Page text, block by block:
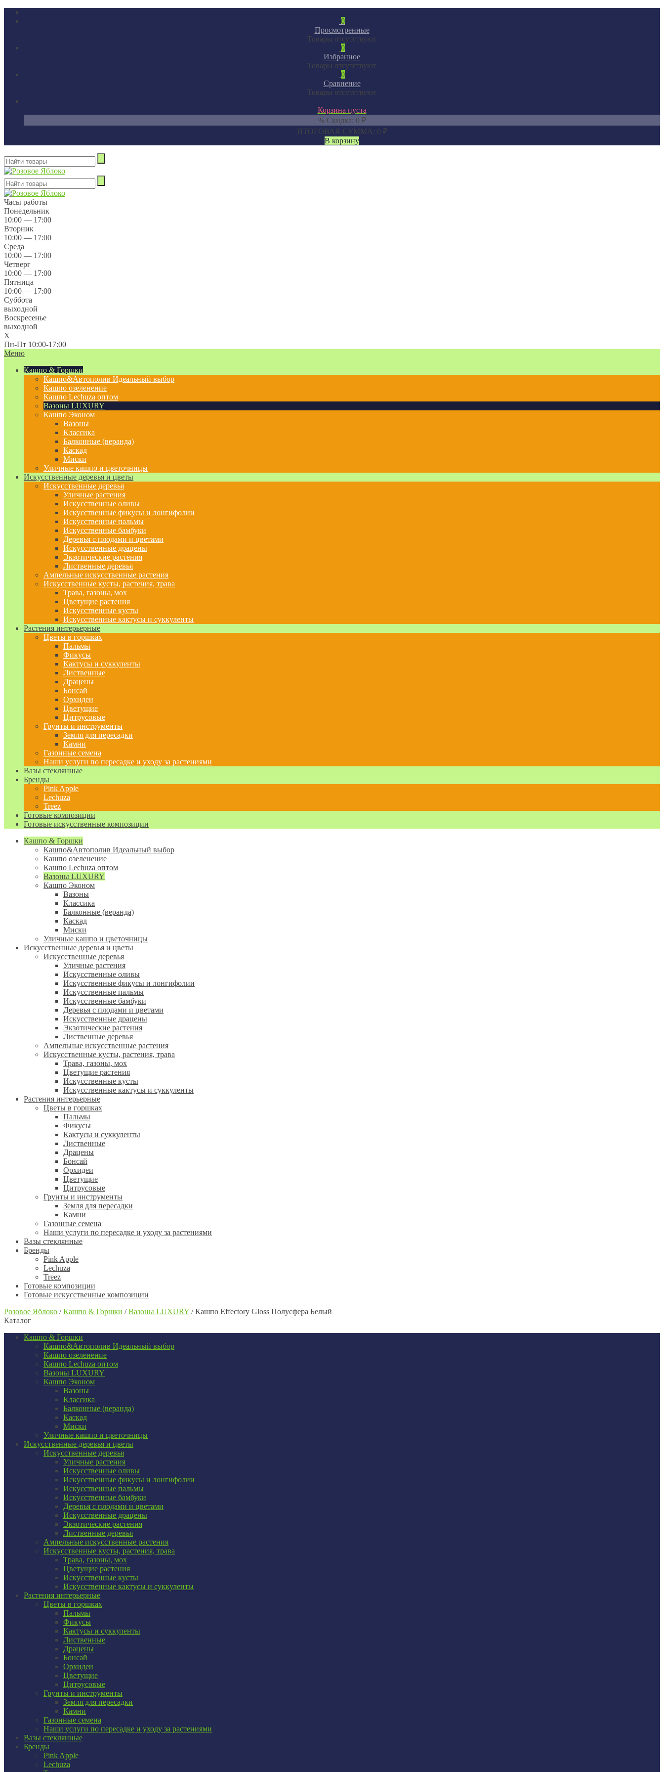
0
Просмотренные
Товары отсутствуют
0
Избранное
Товары отсутствуют
0
Сравнение
Товары отсутствуют
Корзина пуста
% Скидка: 0 ₽
ИТОГОВАЯ СУММА: 0 ₽
В корзину
Часы работы
Понедельник
10:00 — 17:00
Вторник
10:00 — 17:00
Среда
10:00 — 17:00
Четверг
10:00 — 17:00
Пятница
10:00 — 17:00
Суббота
выходной
Воскресенье
выходной
X
Пн-Пт 10:00-17:00
Меню
Кашпо & Горшки
Кашпо&Автополив Идеальный выбор
Кашпо озеленение
Кашпо Lechuza оптом
Вазоны LUXURY
Кашпо Эконом
Вазоны
Классика
Балконные (веранда)
Каскад
Миски
Уличные кашпо и цветочницы
Искусственные деревья и цветы
Искусственные деревья
Уличные растения
Искусственные оливы
Искусственные фикусы и лонгифолии
Искусственные пальмы
Искусственные бамбуки
Деревья с плодами и цветами
Искусственные драцены
Экзотические растения
Лиственные деревья
Ампельные искусственные растения
Искусственные кусты, растения, трава
Трава, газоны, мох
Цветущие растения
Искусственные кусты
Искусственные кактусы и суккуленты
Растения интерьерные
Цветы в горшках
Пальмы
Фикусы
Кактусы и суккуленты
Лиственные
Драцены
Бонсай
Орхидеи
Цветущие
Цитрусовые
Грунты и инструменты
Земля для пересадки
Камни
Газонные семена
Наши услуги по пересадке и уходу за растениями
Вазы стеклянные
Бренды
Pink Apple
Lechuza
Treez
Готовые композиции
Готовые искусственные композиции
Кашпо & Горшки
Кашпо&Автополив Идеальный выбор
Кашпо озеленение
Кашпо Lechuza оптом
Вазоны LUXURY
Кашпо Эконом
Вазоны
Классика
Балконные (веранда)
Каскад
Миски
Уличные кашпо и цветочницы
Искусственные деревья и цветы
Искусственные деревья
Уличные растения
Искусственные оливы
Искусственные фикусы и лонгифолии
Искусственные пальмы
Искусственные бамбуки
Деревья с плодами и цветами
Искусственные драцены
Экзотические растения
Лиственные деревья
Ампельные искусственные растения
Искусственные кусты, растения, трава
Трава, газоны, мох
Цветущие растения
Искусственные кусты
Искусственные кактусы и суккуленты
Растения интерьерные
Цветы в горшках
Пальмы
Фикусы
Кактусы и суккуленты
Лиственные
Драцены
Бонсай
Орхидеи
Цветущие
Цитрусовые
Грунты и инструменты
Земля для пересадки
Камни
Газонные семена
Наши услуги по пересадке и уходу за растениями
Вазы стеклянные
Бренды
Pink Apple
Lechuza
Treez
Готовые композиции
Готовые искусственные композиции
Розовое Яблоко /Кашпо & Горшки /Вазоны LUXURY /Кашпо Effectory Gloss Полусфера Белый
Каталог
Кашпо & Горшки
Кашпо&Автополив Идеальный выбор
Кашпо озеленение
Кашпо Lechuza оптом
Вазоны LUXURY
Кашпо Эконом
Вазоны
Классика
Балконные (веранда)
Каскад
Миски
Уличные кашпо и цветочницы
Искусственные деревья и цветы
Искусственные деревья
Уличные растения
Искусственные оливы
Искусственные фикусы и лонгифолии
Искусственные пальмы
Искусственные бамбуки
Деревья с плодами и цветами
Искусственные драцены
Экзотические растения
Лиственные деревья
Ампельные искусственные растения
Искусственные кусты, растения, трава
Трава, газоны, мох
Цветущие растения
Искусственные кусты
Искусственные кактусы и суккуленты
Растения интерьерные
Цветы в горшках
Пальмы
Фикусы
Кактусы и суккуленты
Лиственные
Драцены
Бонсай
Орхидеи
Цветущие
Цитрусовые
Грунты и инструменты
Земля для пересадки
Камни
Газонные семена
Наши услуги по пересадке и уходу за растениями
Вазы стеклянные
Бренды
Pink Apple
Lechuza